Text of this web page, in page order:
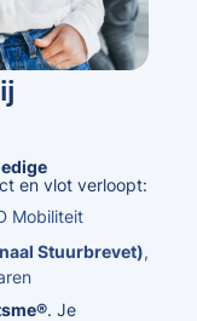
en vlot verloopt:
Mobiliteit
Stuurbrevet),
. Je